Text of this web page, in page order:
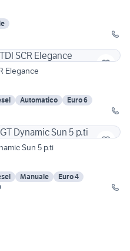
Elegance
Automatico
Euro 6
Sun 5 p.ti
Manuale
Euro 4